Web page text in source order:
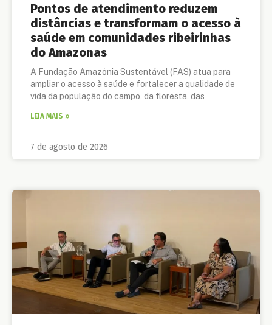
Pontos de atendimento reduzem
distâncias e transformam o acesso à
saúde em comunidades ribeirinhas
do Amazonas
A Fundação Amazônia Sustentável (FAS) atua para
ampliar o acesso à saúde e fortalecer a qualidade de
vida da população do campo, da floresta, das
LEIA MAIS »
7 de agosto de 2026